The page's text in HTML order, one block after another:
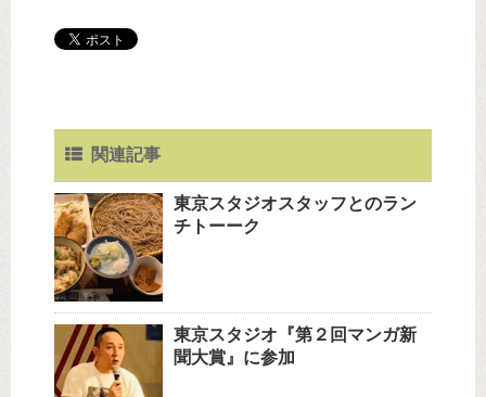
関連記事
東京スタジオスタッフとのラン
チトーーク
東京スタジオ『第２回マンガ新
聞大賞』に参加